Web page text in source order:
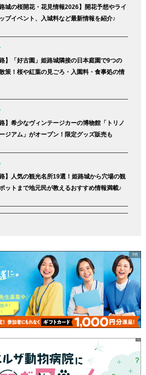
路城の桜開花・花見情報2026】開花予想やライ
プイベント、入城料など最新情報を紹介♪
路】「好古園」姫路城隣接の日本庭園で9つの
策！桜や紅葉の見ごろ・入園料・食事処の情
路】希少なヴィンテージカーの博物館「トリノ
ジアム」がオープン！限定グッズ販売も
路】人気の観光名所19選！姫路城から穴場の観
ットまで地元民が教えるおすすめ情報満載♪